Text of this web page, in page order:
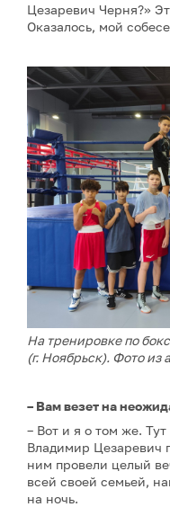
Цезаревич Черня?»
Оказалось, мой
На тренировке по
(г. Ноябрьск). Фото из
– Вам везет на
– Вот и я о том же.
Владимир Цезаревич
ним провели целый
всей своей семьей,
на ночь.